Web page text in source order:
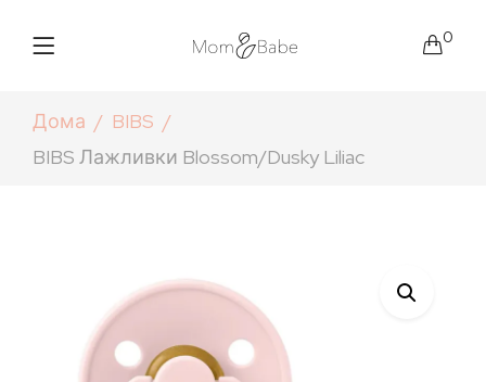
0
Дома
BIBS
BIBS Лажливки Blossom/Dusky Liliac